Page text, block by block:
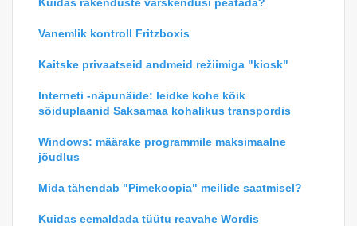
Vanemlik kontroll Fritzboxis
Kaitske privaatseid andmeid režiimiga "kiosk"
Interneti -näpunäide: leidke kohe kõik
sõiduplaanid Saksamaa kohalikus transpordis
Windows: määrake programmile maksimaalne
jõudlus
Mida tähendab "Pimekoopia" meilide saatmisel?
Kuidas eemaldada tüütu reavahe Wordis